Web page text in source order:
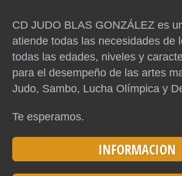
CD JUDO BLAS GONZÁLEZ es
atiende todas las necesidades de
todas las edades, niveles y
para el desempeño de las artes
Judo, Sambo, Lucha Olímpica y
Te esperamos.
INFORMACION